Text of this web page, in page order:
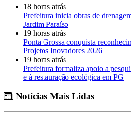
18 horas atrás
Prefeitura inicia obras de
Jardim Paraíso
19 horas atrás
Ponta Grossa conquista
Projetos Inovadores 2026
19 horas atrás
Prefeitura formaliza apoio a
e à restauração ecológica em PG
Notícias Mais Lidas